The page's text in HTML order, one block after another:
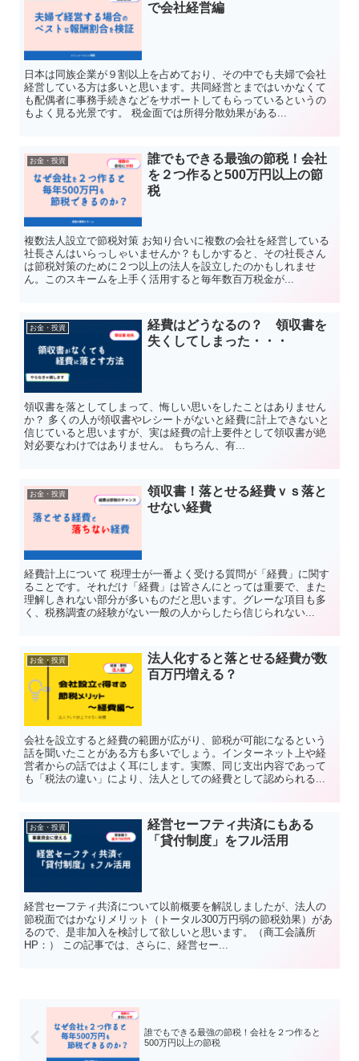
で会社経営編
日本は同族企業が９割以上を占めており、その中でも夫婦で会社
経営している方は多いと思います。共同経営とまではいかなくて
も配偶者に事務手続きなどをサポートしてもらっているというの
もよく見る光景です。 税金面では所得分散効果がある...
お金・投資
誰でもできる最強の節税！会社
を２つ作ると500万円以上の節
税
複数法人設立で節税対策 お知り合いに複数の会社を経営している
社長さんはいらっしゃいませんか？もしかすると、その社長さん
は節税対策のために２つ以上の法人を設立したのかもしれませ
ん。このスキームを上手く活用すると毎年数百万税金が...
お金・投資
経費はどうなるの？ 領収書を
失くしてしまった・・・
領収書を落としてしまって、悔しい思いをしたことはありません
か？ 多くの人が領収書やレシートがないと経費に計上できないと
信じていると思いますが、実は経費の計上要件として領収書が絶
対必要なわけではありません。 もちろん、有...
お金・投資
領収書！落とせる経費ｖｓ落と
せない経費
経費計上について 税理士が一番よく受ける質問が「経費」に関す
ることです。それだけ「経費」は皆さんにとっては重要で、また
理解しきれない部分が多いものだと思います。グレーな項目も多
く、税務調査の経験がない一般の人からしたら信じられない...
お金・投資
法人化すると落とせる経費が数
百万円増える？
会社を設立すると経費の範囲が広がり、節税が可能になるという
話を聞いたことがある方も多いでしょう。インターネット上や経
営者からの話ではよく耳にします。実際、同じ支出内容であって
も「税法の違い」により、法人としての経費として認められる...
お金・投資
経営セーフティ共済にもある
「貸付制度」をフル活用
経営セーフティ共済について以前概要を解説しましたが、法人の
節税面ではかなりメリット（トータル300万円弱の節税効果）があ
るので、是非加入を検討して欲しいと思います。（商工会議所
HP：） この記事では、さらに、経営セー...
誰でもできる最強の節税！会社を２つ作ると
500万円以上の節税